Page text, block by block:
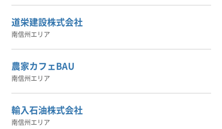
道栄建設株式会社
南信州エリア
農家カフェBAU
南信州エリア
輸入石油株式会社
南信州エリア